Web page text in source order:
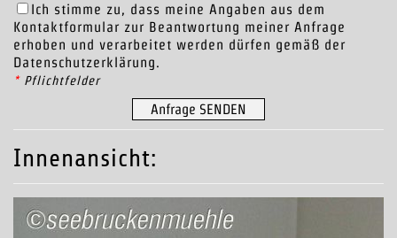
Ich stimme zu, dass meine Angaben aus dem
Kontaktformular zur Beantwortung meiner Anfrage
erhoben und verarbeitet werden dürfen gemäß der
Datenschutzerklärung.
*Pflichtfelder
Anfrage SENDEN
Innenansicht: